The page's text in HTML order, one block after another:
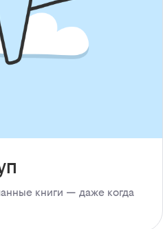
книги — даже когда